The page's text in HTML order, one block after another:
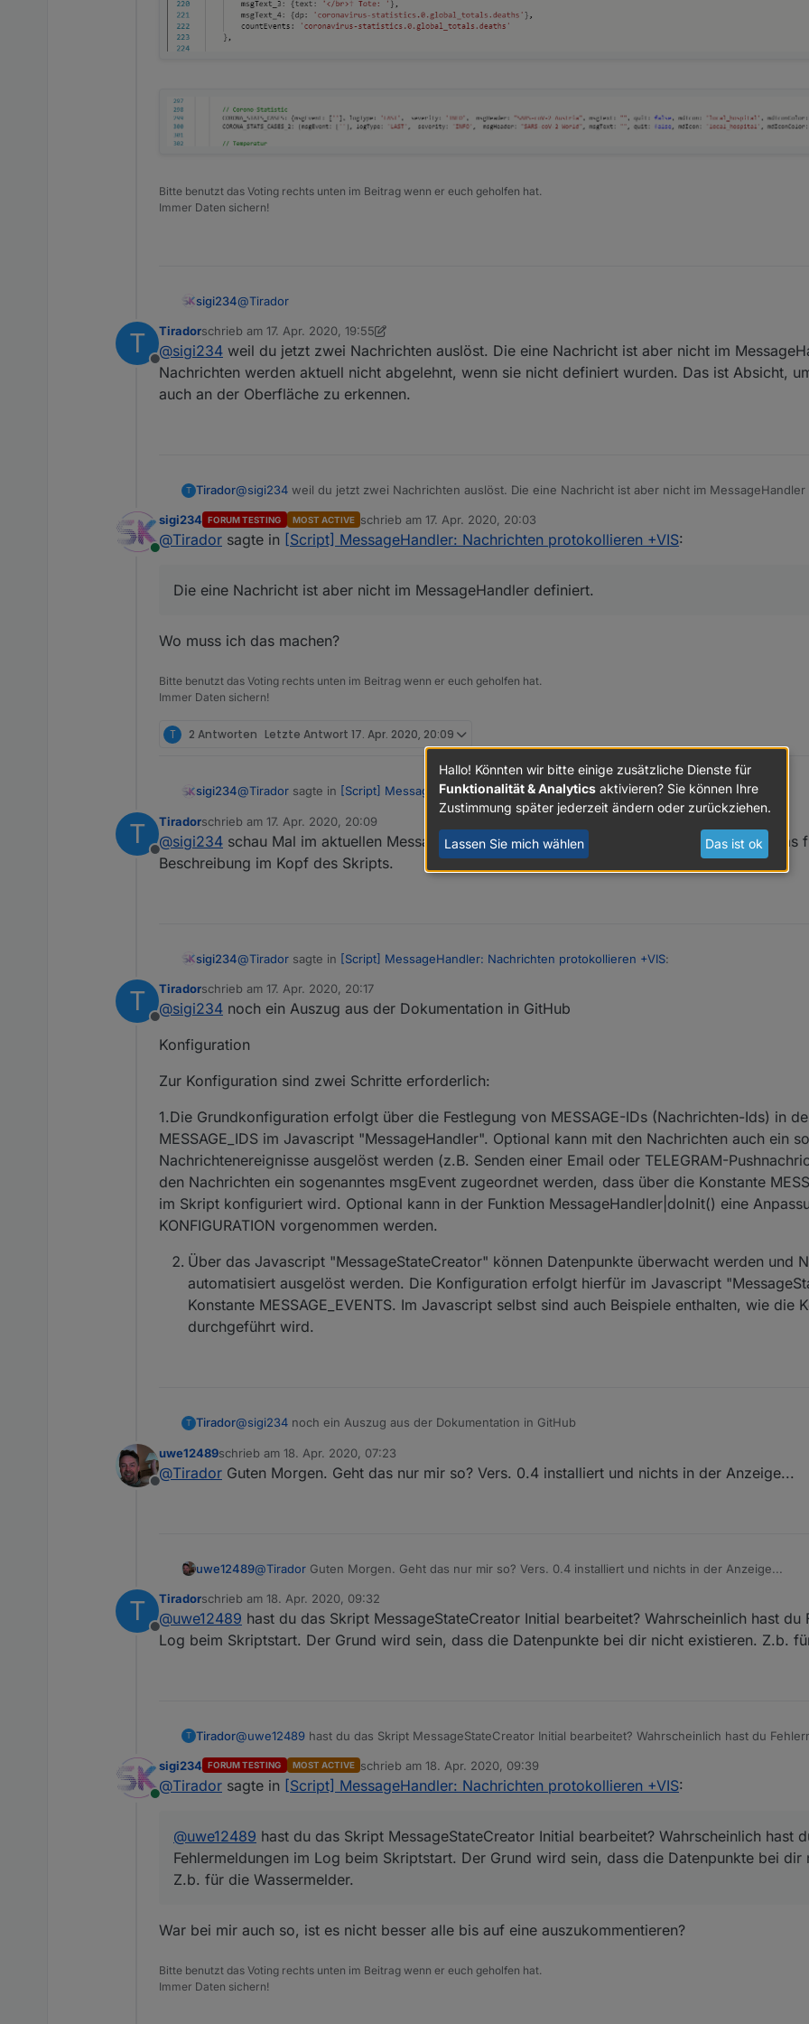
Senden einer Pushover-Nachricht
Senden einer Telegram-Pushnachricht
Nachrichtendefinition: Nachrichten werden über eine Konfigurationsstruktur definiert und damit
Kritikalität (Information, Warnung, Alarm etc.) / Priorität
Nachrichtenereignis (Senden eines Telegrams / Email)
Bitte benutzt das Voting rechts unten im Beitrag wenn er euch geholfen hat.
Immer Daten sichern!
sigi234@Tirador
Warum habe ich unten das noch mal drinnen?
ERLEDIGT NACH SKRIPT NEUSTART!
T
Offline
Tiradorschrieb am 17. Apr. 2020, 19:55
zuletzt editiert von Tirador
@sigi234 weil du jetzt zwei Nachrichten auslöst. Die eine Nachricht ist aber nicht im
Nachrichten werden aktuell nicht abgelehnt, wenn sie nicht definiert wurden. Das ist Absicht,
auch an der Oberfläche zu erkennen.
T Tirador@sigi234 weil du jetzt zwei Nachrichten auslöst. Die eine Nachricht ist aber nicht im
Oberfläche zu erkennen.
Online
sigi234 FORUM TESTING MOST ACTIVE schrieb am17. Apr. 2020, 20:03
zuletzt editiert von
@Tirador sagte in [Script] MessageHandler: Nachrichten protokollieren +VIS:
Die eine Nachricht ist aber nicht im MessageHandler definiert.
Wo muss ich das machen?
Bitte benutzt das Voting rechts unten im Beitrag wenn er euch geholfen hat.
Immer Daten sichern!
T 2 Antworten Letzte Antwort 17. Apr. 2020, 20:09
sigi234@Tirador sagte in [Script] MessageHandler: Nachrichten protokollieren +VIS :
Die eine Nachricht ist aber nicht im MessageHandler definiert.
T
Offline
Tiradorschrieb am 17. Apr. 2020, 20:09
zuletzt editiert von
@sigi234 schau Mal im aktuellen MessageHandler Skript in Zeile 299. Eine Erklärung, wie das
Beschreibung im Kopf des Skripts.
sigi234@Tirador sagte in [Script] MessageHandler: Nachrichten protokollieren +VIS:
Die eine Nachricht ist aber nicht im MessageHandler definiert.
Wo muss ich das machen?
T
Offline
Tiradorschrieb am 17. Apr. 2020, 20:17
zuletzt editiert von
@sigi234 noch ein Auszug aus der Dokumentation in GitHub
Konfiguration
Zur Konfiguration sind zwei Schritte erforderlich:
1.Die Grundkonfiguration erfolgt über die Festlegung von MESSAGE-IDs (Nachrichten-Ids) in
MESSAGE_IDS im Javascript "MessageHandler". Optional kann mit den Nachrichten auch ein
Nachrichtenereignisse ausgelöst werden (z.B. Senden einer Email oder TELEGRAM-
den Nachrichten ein sogenanntes msgEvent zugeordnet werden, dass über die Konstante
im Skript konfiguriert wird. Optional kann in der Funktion MessageHandler|doInit() eine
KONFIGURATION vorgenommen werden.
Über das Javascript "MessageStateCreator" können Datenpunkte überwacht werden und
automatisiert ausgelöst werden. Die Konfiguration erfolgt hierfür im Javascript
Konstante MESSAGE_EVENTS. Im Javascript selbst sind auch Beispiele enthalten, wie die
durchgeführt wird.
T Tirador@sigi234 noch ein Auszug aus der Dokumentation in GitHub
Konfiguration
werden (z.B. Senden einer Email oder TELEGRAM-Pushnachricht). Hierfür muss den Nachrichten ein
msgEvent zugeordnet werden, dass über die Konstante MESSAGE_EVENT unten im Skript
der Funktion MessageHandler|doInit() eine Anpassung der KONFIGURATION vorgenommen werden.
Über das Javascript "MessageStateCreator" können Datenpunkte überwacht werden und
ausgelöst werden. Die Konfiguration erfolgt hierfür im Javascript "MessageStateCreator" über
MESSAGE_EVENTS. Im Javascript selbst sind auch Beispiele enthalten, wie die Konfiguration
Offline
uwe12489schrieb am 18. Apr. 2020, 07:23
zuletzt editiert von
@Tirador Guten Morgen. Geht das nur mir so? Vers. 0.4 installiert und nichts in der Anzeige...
uwe12489@Tirador Guten Morgen. Geht das nur mir so? Vers. 0.4 installiert und nichts in der Anzeige...
T
Offline
Tiradorschrieb am 18. Apr. 2020, 09:32
zuletzt editiert von
@uwe12489 hast du das Skript MessageStateCreator Initial bearbeitet? Wahrscheinlich hast du
Log beim Skriptstart. Der Grund wird sein, dass die Datenpunkte bei dir nicht existieren. Z.b.
T Tirador@uwe12489 hast du das Skript MessageStateCreator Initial bearbeitet? Wahrscheinlich hast du
Online
sigi234 FORUM TESTING MOST ACTIVE schrieb am18. Apr. 2020, 09:39
zuletzt editiert von
@Tirador sagte in [Script] MessageHandler: Nachrichten protokollieren +VIS:
@uwe12489 hast du das Skript MessageStateCreator Initial bearbeitet? Wahrscheinlich hast
Fehlermeldungen im Log beim Skriptstart. Der Grund wird sein, dass die Datenpunkte bei dir
Z.b. für die Wassermelder.
War bei mir auch so, ist es nicht besser alle bis auf eine auszukommentieren?
Bitte benutzt das Voting rechts unten im Beitrag wenn er euch geholfen hat.
Immer Daten sichern!
Hallo! Könnten wir bitte einige zusätzliche Dienste für
Funktionalität & Analytics aktivieren? Sie können Ihre
Zustimmung später jederzeit ändern oder zurückziehen.
Lassen Sie mich wählen Das ist ok